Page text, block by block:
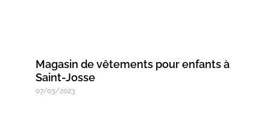
Magasin de vêtements pour enfants à
Saint-Josse
07/03/2023